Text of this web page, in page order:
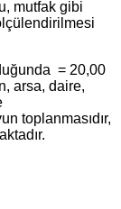
mutfak gibi
= 20,00
arsa, daire,
toplanmasıdır,